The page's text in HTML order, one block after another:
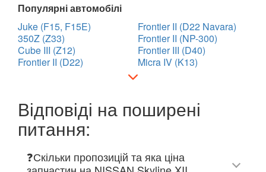
Популярні автомобілі
Juke (F15, F15E)
350Z (Z33)
Cube III (Z12)
Frontier II (D22)
Frontier II (D22 Navara)
Frontier II (NP-300)
Frontier III (D40)
Micra IV (K13)
Відповіді на поширені
питання:
❓Скільки пропозицій та яка ціна